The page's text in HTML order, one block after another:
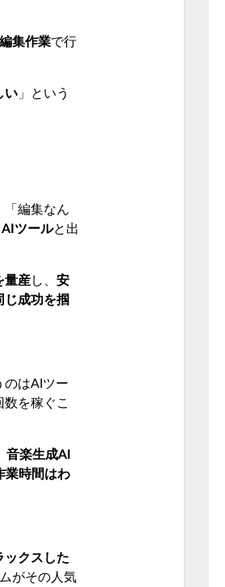
集作業で行
い」という
「編集なん
AIツールと出
量産し、 安
成功を掴
のはAIツー
を稼ぐこ
音楽生成AI
業時間はわ
ックスした
がその人気